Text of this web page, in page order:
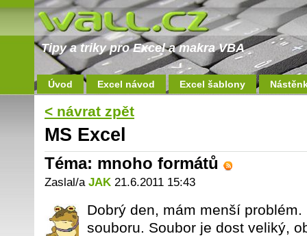
Tipy a triky pro Excel a makra VBA
Úvod Excel návod Excel šablony
< návrat zpět
MS Excel
Téma: mnoho formátů
Zaslal/a JAK 21.6.2011 15:43
Dobrý den, mám menší
souboru. Soubor je dost veliký,